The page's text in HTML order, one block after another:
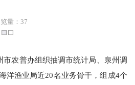
量：37
市农普办组织抽调市统计局、泉州调
洋渔业局近20名业务骨干，组成4个